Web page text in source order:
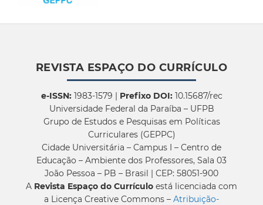
REVISTA ESPAÇO DO CURRÍCULO
e-ISSN:1983-1579 | Prefixo DOI:10.15687/rec
Universidade Federal da Paraíba – UFPB
Grupo de Estudos e Pesquisas em Políticas
Curriculares (GEPPC)
Cidade Universitária – Campus I – Centro de
Educação – Ambiente dos Professores, Sala 03
João Pessoa – PB – Brasil | CEP: 58051-900
A Revista Espaço do Currículo está licenciada com
a Licença Creative Commons – Atribuição-